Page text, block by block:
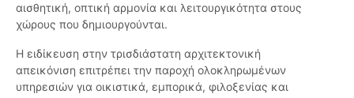
αισθητική, οπτική αρμονία και λειτουργικότητα στους
χώρους που δημιουργούνται.
Η ειδίκευση στην τρισδιάστατη αρχιτεκτονική
απεικόνιση επιτρέπει την παροχή ολοκληρωμένων
υπηρεσιών για οικιστικά, εμπορικά, φιλοξενίας και